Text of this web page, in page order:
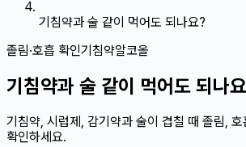
기침약과 술 같이 먹어도 되나요?
졸림·호흡 확인기침약알코올
기침약과 술 같이 먹어도 되나
기침약, 시럽제, 감기약과 술이 겹칠 때 졸림,
확인하세요.